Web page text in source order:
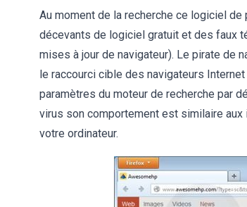
Au moment de la recherche ce logiciel
décevants de logiciel gratuit et des faux
mises à jour de navigateur). Le pirate de
le raccourci cible des navigateurs
paramètres du moteur de recherche par
virus son comportement est similaire
votre ordinateur.